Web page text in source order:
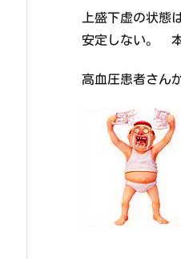
上盛下虚の状態
安定しない。 本
高血圧患者さん